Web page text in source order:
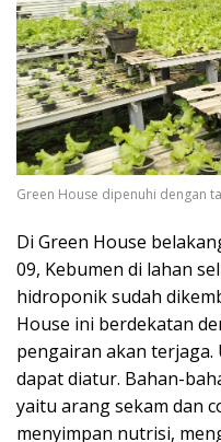
Green House dipenuhi dengan
Di Green House
09, Kebumen di lahan
hidroponik sudah
House ini berdekatan
pengairan akan
dapat diatur. Bahan-
yaitu arang sekam dan
menyimpan nutrisi,